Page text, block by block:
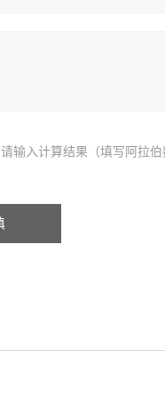
请输入计算结果（填写阿拉